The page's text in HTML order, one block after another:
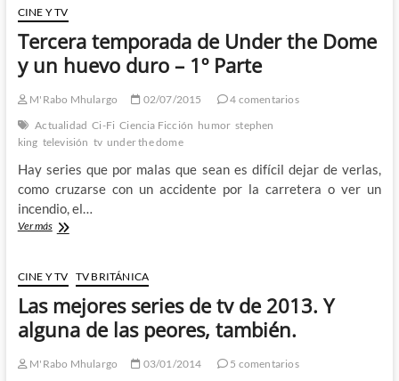
Under
the
Dome
un
duro
2º
CINE Y TV
Tercera temporada de Under the Dome
y un huevo duro – 1º Parte
M'Rabo Mhulargo 02/07/2015
4 comentarios
Actualidad Ci-Fi Ciencia Ficción humor stephen
king televisión tv under the dome
Hay series que por malas que sean es difícil dejar de verlas,
como cruzarse con un accidente por la carretera o ver un
incendio, el…
Ver másTercera
Under
the
Dome
un
duro
CINE Y TV TV BRITÁNICA
Las mejores series de tv de 2013. Y
alguna de las peores, también.
M'Rabo Mhulargo 03/01/2014
5 comentarios